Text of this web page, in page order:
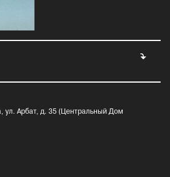
ул. Арбат, д. 35 (Центральный Дом